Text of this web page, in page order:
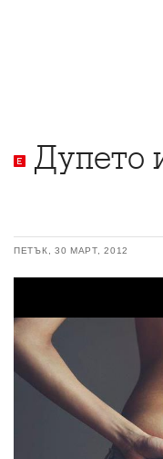
Дупето
ПЕТЪК, 30 МАРТ, 2012